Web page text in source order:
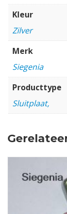
Kleur
Zilver
Merk
Siegenia
Producttype
Sluitplaat,